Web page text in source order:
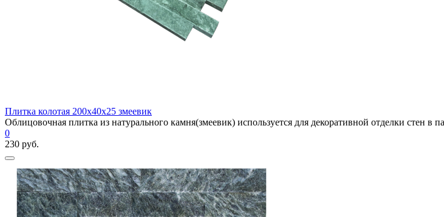
Плитка колотая 200х40х25 змеевик
Облицовочная плитка из натурального камня(змеевик) используется для декоративной отделки стен в
0
230 руб.